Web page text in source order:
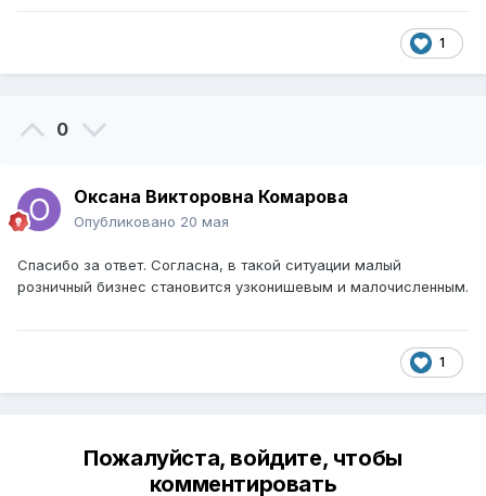
1
0
Оксана Викторовна Комарова
Опубликовано 20 мая
Спасибо за ответ. Согласна, в такой ситуации малый
розничный бизнес становится узконишевым и малочисленным.
1
Пожалуйста, войдите, чтобы
комментировать